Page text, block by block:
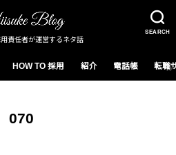
SEARCH
責任者が運営するネタ話
HOW TO 採用 紹介 電話帳 転職
070